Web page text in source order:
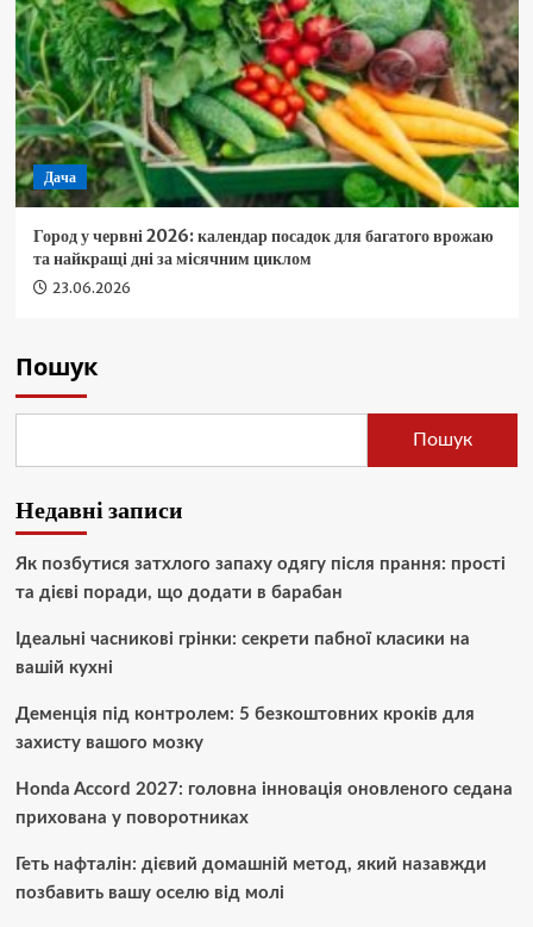
Дача
Город у червні 2026: календар посадок для багатого врожаю
та найкращі дні за місячним циклом
23.06.2026
Пошук
Пошук
Недавні записи
Як позбутися затхлого запаху одягу після прання: прості
та дієві поради, що додати в барабан
Ідеальні часникові грінки: секрети пабної класики на
вашій кухні
Деменція під контролем: 5 безкоштовних кроків для
захисту вашого мозку
Honda Accord 2027: головна інновація оновленого седана
прихована у поворотниках
Геть нафталін: дієвий домашній метод, який назавжди
позбавить вашу оселю від молі